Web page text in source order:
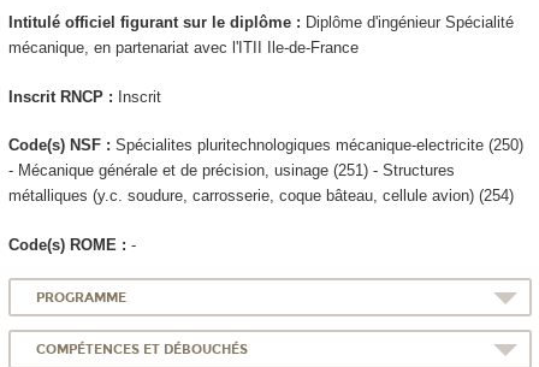
Intitulé officiel figurant sur le diplôme : Diplôme d'ingénieur Spécialité
mécanique, en partenariat avec l'ITII Ile-de-France
Inscrit RNCP: Inscrit
Code(s) NSF : Spécialites pluritechnologiques mécanique-electricite (250)
- Mécanique générale et de précision, usinage (251) - Structures
métalliques (y.c. soudure, carrosserie, coque bâteau, cellule avion) (254)
Code(s) ROME : -
PROGRAMME
COMPÉTENCES ET DÉBOUCHÉS